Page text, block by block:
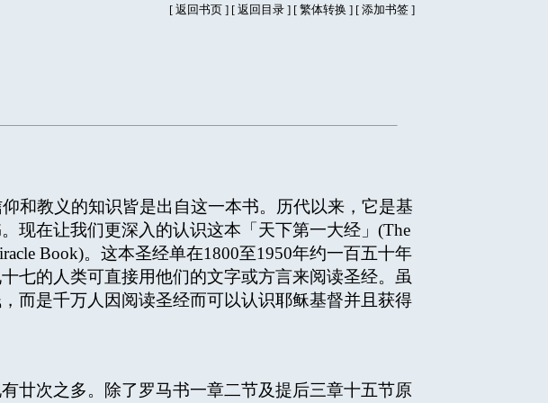
[ 返回书页 ] [ 返回目录 ] [ 繁体转换 ] [ 添加书签 ]
教义的知识皆是出自这一本书。历代以来，它是基
现在让我们更深入的认识这本「天下第一大经」(The
Book)。这本圣经单在1800至1950年约一百五十年
七的人类可直接用他们的文字或方言来阅读圣经。虽
而是千万人因阅读圣经而可以认识耶稣基督并且获得
廿次之多。除了罗马书一章二节及提后三章十五节原